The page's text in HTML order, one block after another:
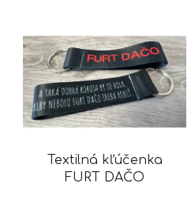
Textilná kľúčenka
FURT DAČO